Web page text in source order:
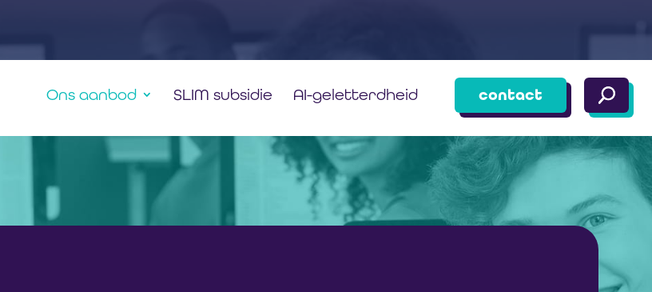
Ons aanbod SLIM subsidie AI-geletterdheid contact